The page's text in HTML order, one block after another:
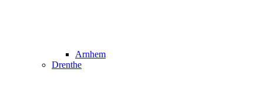
Arnhem
Drenthe